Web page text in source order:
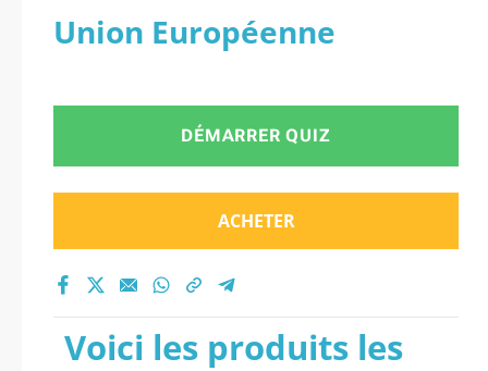
Union Européenne
DÉMARRER QUIZ
ACHETER
Voici les produits les